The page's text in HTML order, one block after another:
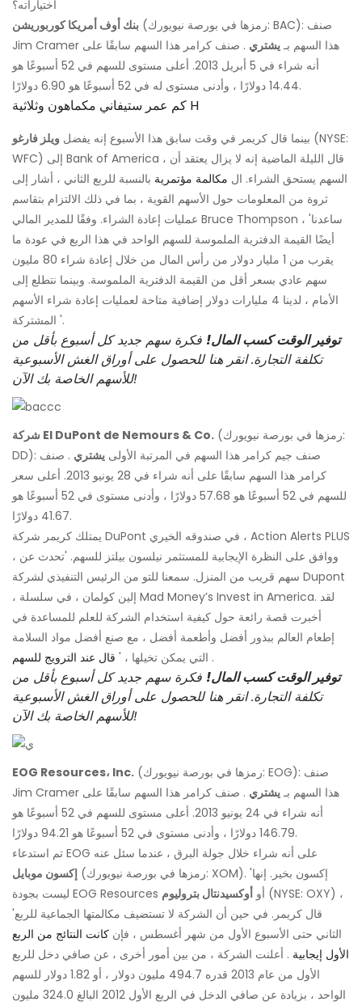
اختياراته؟
بنك أوف أمريكا كوربوريشن (رمزها في بورصة نيويورك: BAC): صنف
Jim Cramer هذا السهم بـ يشتري . صنف كرامر هذا السهم سابقًا على
أنه شراء في 5 أبريل 2013. أعلى مستوى للسهم في 52 أسبوعًا هو
14.44 دولارًا ، وأدنى مستوى له في 52 أسبوعًا هو 6.90 دولارًا.
كم عمر ستيفاني مكماهون وثلاثية H
بينما قال كريمر في وقت سابق هذا الأسبوع إنه يفضل ويلز فارغو
(NYSE:
WFC) إلى Bank of America ، قال الليلة الماضية إنه لا يزال يعتقد أن
السهم يستحق الشراء. ال مكالمة مؤتمرية بالنسبة للربع الثاني ، أشار إلى
ثروة من المعلومات حول الأسهم القوية ، بما في ذلك الالتزام بتقاسم
عمليات إعادة الشراء. وفقًا للمدير المالي Bruce Thompson ، 'ساعدنا
أيضًا القيمة الدفترية الملموسة للسهم الواحد في هذا الربع في عودة ما
يقرب من 1 مليار دولار من رأس المال من خلال إعادة شراء 80 مليون
سهم عادي بسعر أقل من القيمة الدفترية الملموسة. وبينما نتطلع إلى
الأمام ، لدينا 4 مليارات دولار إضافية متاحة لعمليات إعادة شراء الأسهم
المشتركة '.
توفير الوقت كسب المال! فكرة سهم جديد كل أسبوع بأقل من
تكلفة التجارة. انقر هنا للحصول على أوراق الغش الأسبوعية
للأسهم الخاصة بك الآن!
شركة EI DuPont de Nemours & Co. (رمزها في بورصة نيويورك:
DD): صنف جيم كرامر هذا السهم في المرتبة الأولى يشتري . صنف
كرامر هذا السهم سابقًا على أنه شراء في 28 يونيو 2013. أعلى سعر
للسهم في 52 أسبوعًا هو 57.68 دولارًا ، وأدنى مستوى في 52 أسبوعًا هو
41.67 دولارًا.
يمتلك كريمر شركة DuPont في صندوقه الخيري ، Action Alerts PLUS
، ووافق على النظرة الإيجابية للمستثمر نيلسون بيلتز للسهم. 'تحدث عن
سهم قريب من المنزل. سمعنا للتو من الرئيس التنفيذي لشركة Dupont
، إلين كولمان ، في سلسلة Mad Money’s Invest in America. لقد
أخبرت قصة رائعة حول كيفية استخدام الشركة للعلم للمساعدة في
إطعام العالم ببذور أفضل وأطعمة أفضل ، مع صنع أفضل مواد السلامة
التي يمكن تخيلها ، ' قال عند الترويج للسهم .
توفير الوقت كسب المال! فكرة سهم جديد كل أسبوع بأقل من
تكلفة التجارة. انقر هنا للحصول على أوراق الغش الأسبوعية
للأسهم الخاصة بك الآن!
EOG Resources، Inc. (رمزها في بورصة نيويورك: EOG): صنف
Jim Cramer هذا السهم بـ يشتري . صنف كرامر هذا السهم سابقًا على
أنه شراء في 24 يونيو 2013. أعلى مستوى للسهم في 52 أسبوعًا هو
146.79 دولارًا ، وأدنى مستوى في 52 أسبوعًا هو 94.21 دولارًا.
تم استدعاء EOG على أنه شراء خلال جولة البرق ، عندما سئل عنه
إكسون موبايل (رمزها في بورصة نيويورك: XOM). 'إكسون بخير. إنها
ليست بجودة EOG Resources أو أوكسيدنتال بتروليوم
(NYSE: OXY) ،
'قال كريمر. في حين أن الشركة لا تستضيف مكالمتها الجماعية للربع
الثاني حتى الأسبوع الأول من شهر أغسطس ، فإن كانت النتائج من الربع
الأول إيجابية . أعلنت الشركة ، من بين أمور أخرى ، عن صافي دخل للربع
الأول من عام 2013 قدره 494.7 مليون دولار ، أو 1.82 دولار للسهم
الواحد ، بزيادة عن صافي الدخل في الربع الأول 2012 البالغ 324.0 مليون